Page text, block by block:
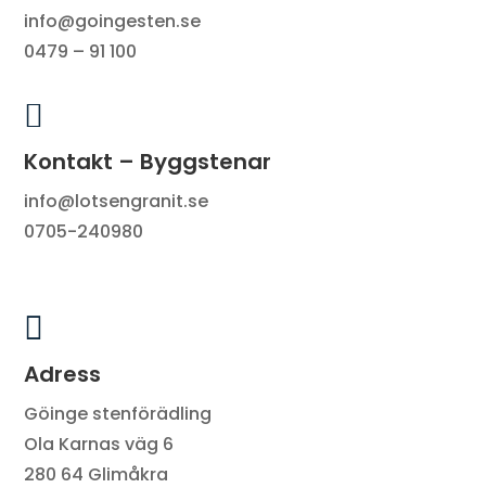
info@goingesten.se
0479 – 91 100

Kontakt – Byggstenar
info@lotsengranit.se
0705-240980

Adress
Göinge stenförädling
Ola Karnas väg 6
280 64 Glimåkra